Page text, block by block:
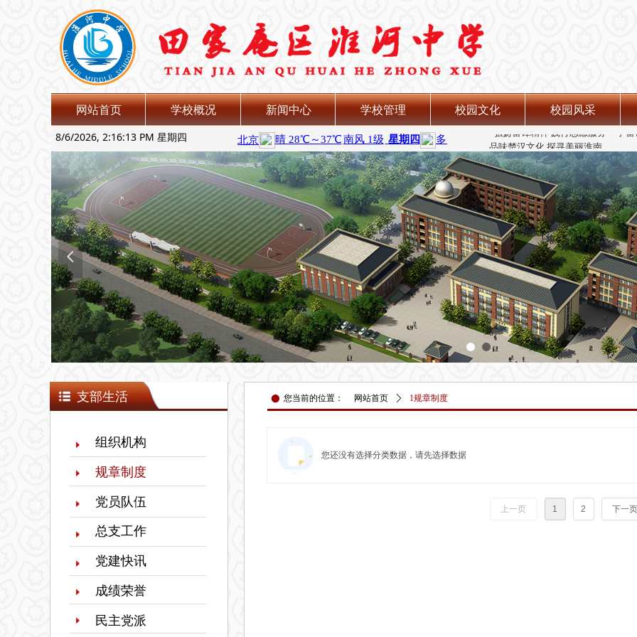
8/6/2026, 2:16:14 PM 星期四
品味楚汉文化 探寻美丽淮南
淮河中学党支部顺利召开换届选举
网站首页 学校概况 新闻中心 学校管理 校园文化 校园风采
넳
支部生活
组织机构
规章制度
党员队伍
总支工作
党建快讯
成绩荣誉
民主党派
넸您当前的位置： 网站首页 ꄲ 1规章制度
您还没有选择分类数据，请先选择数据
上一页 1 2 下一页